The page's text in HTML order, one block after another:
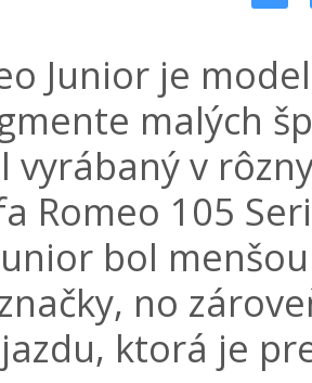
Junior je
malých
vyrábaný v
Romeo 105
bol
no
ktorá je